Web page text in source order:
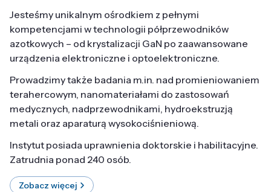
Jesteśmy unikalnym ośrodkiem z pełnymi
kompetencjami w technologii półprzewodników
azotkowych – od krystalizacji GaN po zaawansowane
urządzenia elektroniczne i optoelektroniczne.
Prowadzimy także badania m.in. nad promieniowaniem
terahercowym, nanomateriałami do zastosowań
medycznych, nadprzewodnikami, hydroekstruzją
metali oraz aparaturą wysokociśnieniową.
Instytut posiada uprawnienia doktorskie i habilitacyjne.
Zatrudnia ponad 240 osób.
Zobacz więcej